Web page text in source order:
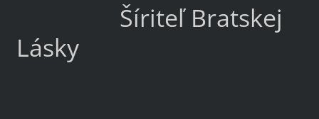
Šíriteľ Bratskej
Lásky